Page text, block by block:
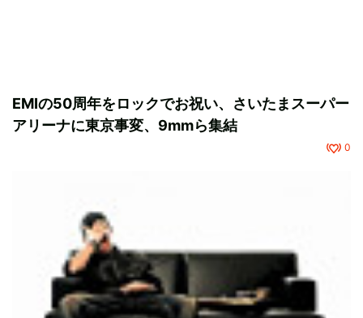
EMIの50周年をロックでお祝い、さいたまスーパー
アリーナに東京事変、9mmら集結
0